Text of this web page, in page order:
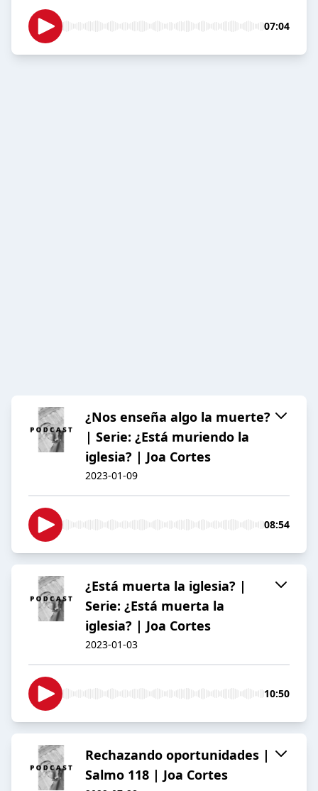
07:04
¿Nos enseña algo la muerte?
| Serie: ¿Está muriendo la
iglesia? | Joa Cortes
2023-01-09
08:54
¿Está muerta la iglesia? |
Serie: ¿Está muerta la
iglesia? | Joa Cortes
2023-01-03
10:50
Rechazando oportunidades |
Salmo 118 | Joa Cortes